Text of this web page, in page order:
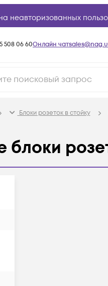
неавторизованных
508 06 60Онлайн чат
Блоки розеток в стойку